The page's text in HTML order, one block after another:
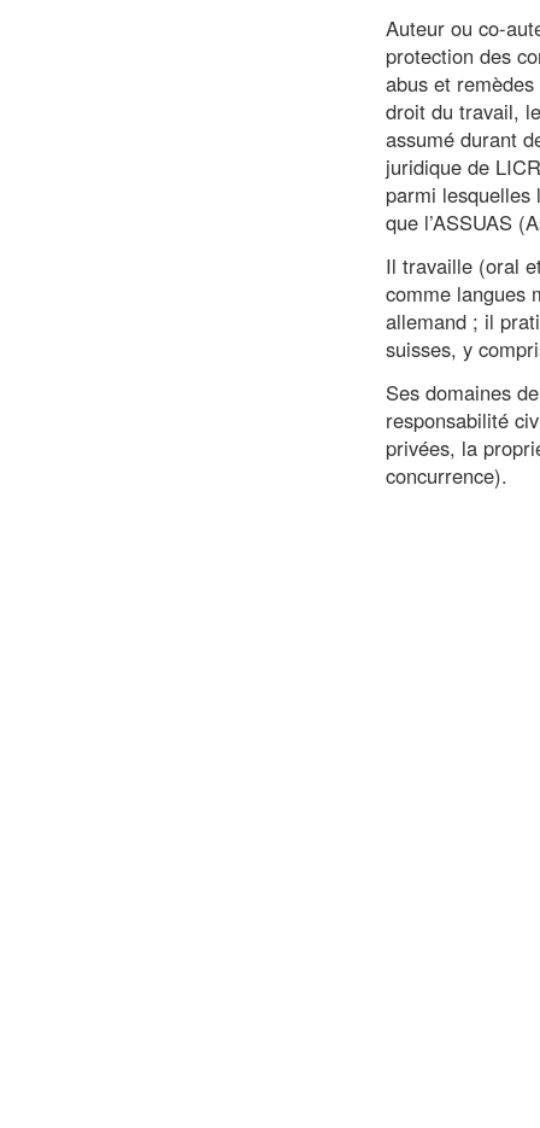
Auteur ou co-
protection des
abus et
droit du travail,
assumé durant
juridique de
parmi lesquelles
que l’ASSUAS
Il travaille (oral
comme langues
allemand ; il
suisses, y
Ses domaines
responsabilité
privées, la
concurrence).